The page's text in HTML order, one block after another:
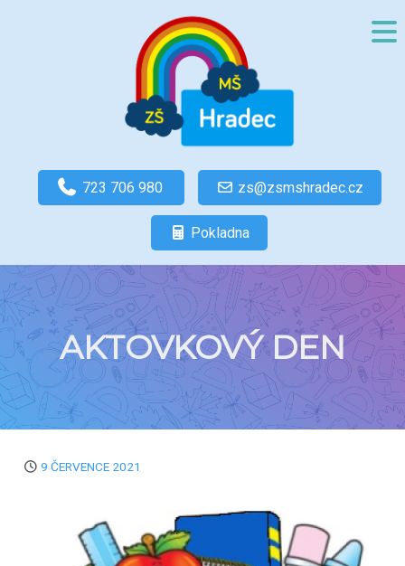
723 706 980 zs@zsmshradec.cz
Pokladna
AKTOVKOVÝ DEN
9 ČERVENCE 2021